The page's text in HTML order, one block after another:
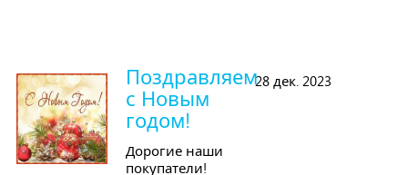
28 дек. 2023
Поздравляем
с Новым
годом!
Дорогие наши
покупатели!